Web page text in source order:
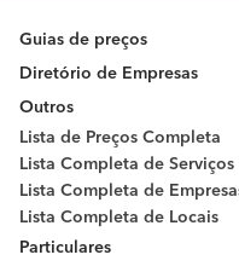
Guias de preços
Diretório de Empresas
Outros
Lista de Preços Completa
Lista Completa de Serviços
Lista Completa de
Lista Completa de Locais
Particulares